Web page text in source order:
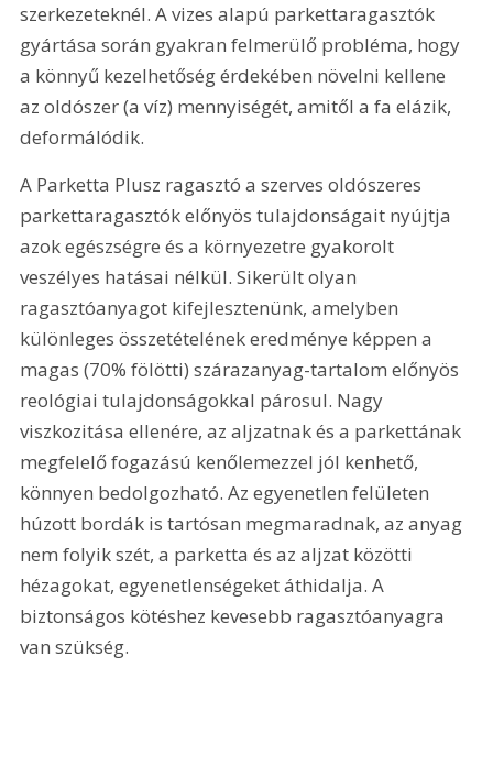
szerkezeteknél. A vizes alapú parkettaragasztók
gyártása során gyakran felmerülő probléma, hogy
a könnyű kezelhetőség érdekében növelni kellene
az oldószer (a víz) mennyiségét, amitől a fa elázik,
deformálódik.
A Parketta Plusz ragasztó a szerves oldószeres
parkettaragasztók előnyös tulajdonságait nyújtja
azok egészségre és a környezetre gyakorolt
veszélyes hatásai nélkül. Sikerült olyan
ragasztóanyagot kifejlesztenünk, amelyben
különleges összetételének eredménye képpen a
magas (70% fölötti) szárazanyag-tartalom előnyös
reológiai tulajdonságokkal párosul. Nagy
viszkozitása ellenére, az aljzatnak és a parkettának
megfelelő fogazású kenőlemezzel jól kenhető,
könnyen bedolgozható. Az egyenetlen felületen
húzott bordák is tartósan megmaradnak, az anyag
nem folyik szét, a parketta és az aljzat közötti
hézagokat, egyenetlenségeket áthidalja. A
biztonságos kötéshez kevesebb ragasztóanyagra
van szükség.